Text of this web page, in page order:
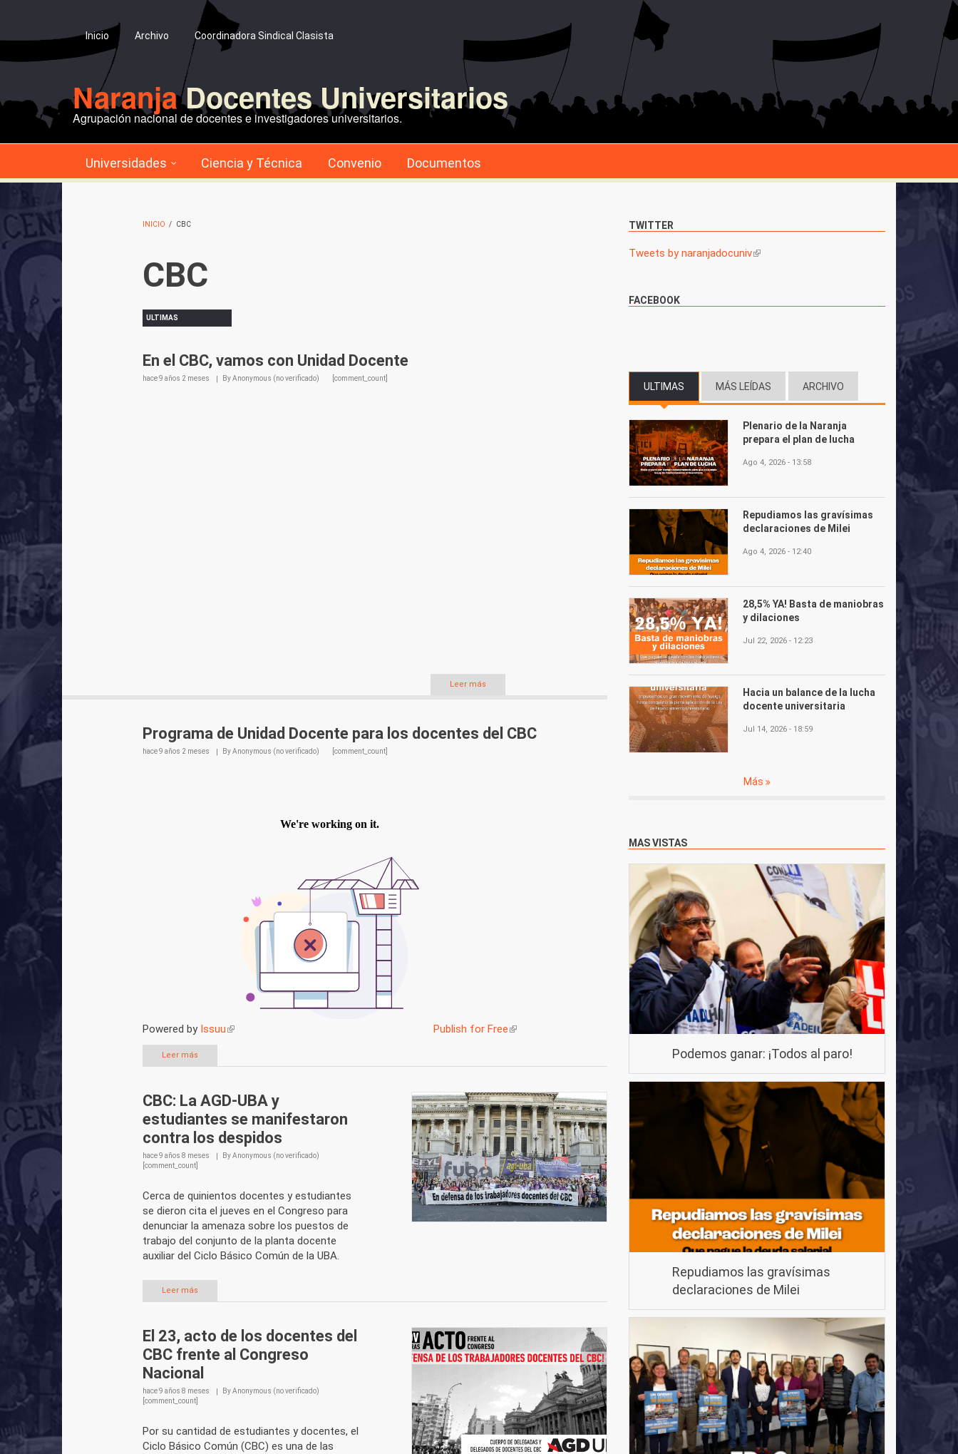
Inicio Archivo Coordinadora Sindical Clasista
NaranjaDocentes Universitarios
Agrupación nacional de docentes e investigadores universitarios.
Universidades Ciencia y Técnica Convenio Documentos
INICIO / CBC
CBC
ULTIMAS
En el CBC, vamos con Unidad Docente
hace9 años 2 meses ByAnonymous (no verificado) [comment_count]
Leer más
Programa de Unidad Docente para los docentes del CBC
hace9 años 2 meses ByAnonymous (no verificado) [comment_count]
Powered by Issuu(link is external) Publish for Free(link is external)
Leer más
CBC: La AGD-UBA y
estudiantes se manifestaron
contra los despidos
hace9 años 8 meses ByAnonymous (no verificado)
[comment_count]
Cerca de quinientos docentes y estudiantes
se dieron cita el jueves en el Congreso para
denunciar la amenaza sobre los puestos de
trabajo del conjunto de la planta docente
auxiliar del Ciclo Básico Común de la UBA.
Leer más
El 23, acto de los docentes del
CBC frente al Congreso
Nacional
hace9 años 8 meses ByAnonymous (no verificado)
[comment_count]
Por su cantidad de estudiantes y docentes, el
Ciclo Básico Común (CBC) es una de las
TWITTER
Tweets by naranjadocuniv(link is external)
FACEBOOK
ULTIMAS (SOLAPA ACTIVA)
MÁS LEÍDAS ARCHIVO
Plenario de la Naranja
prepara el plan de lucha
Ago 4, 2026 - 13:58
Repudiamos las gravísimas
declaraciones de Milei
Ago 4, 2026 - 12:40
28,5% YA! Basta de maniobras
y dilaciones
Jul 22, 2026 - 12:23
Hacia un balance de la lucha
docente universitaria
Jul 14, 2026 - 18:59
Más
MAS VISTAS
Podemos ganar: ¡Todos al paro!
Repudiamos las gravísimas
declaraciones de Milei